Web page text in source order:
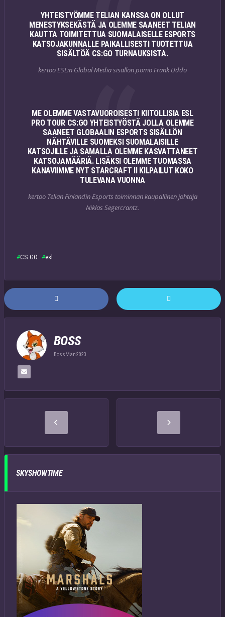
YHTEISTYÖMME TELIAN KANSSA ON OLLUT
MENESTYKSEKÄSTÄ JA OLEMME SAANEET TELIAN
KAUTTA TOIMITETTUA SUOMALAISELLE ESPORTS
KATSOJAKUNNALLE PAIKALLISESTI TUOTETTUA
SISÄLTÖÄ CS:GO TURNAUKSISTA.
kertoo ESL:n Global Media sisällön pomo Frank Uddo
ME OLEMME VASTAVUOROISESTI KIITOLLISIA ESL
PRO TOUR CS:GO YHTEISTYÖSTÄ JOLLA OLEMME
SAANEET GLOBAALIN ESPORTS SISÄLLÖN
NÄHTÄVILLE SUOMEKSI SUOMALAISILLE
KATSOJILLE JA SAMALLA OLEMME KASVATTANEET
KATSOJAMÄÄRIÄ. LISÄKSI OLEMME TUOMASSA
KANAVIIMME NYT STARCRAFT II KILPAILUT KOKO
TULEVANA VUONNA
kertoo Telian Finlandin Esports toiminnan kaupallinen johtaja
Niklas Segercrantz.
CS:GO esl
BOSS
BossMan2023
SKYSHOWTIME